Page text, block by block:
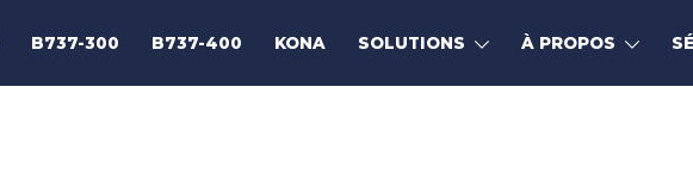
B737-300 B737-400 KONA SOLUTIONS À PROPOS